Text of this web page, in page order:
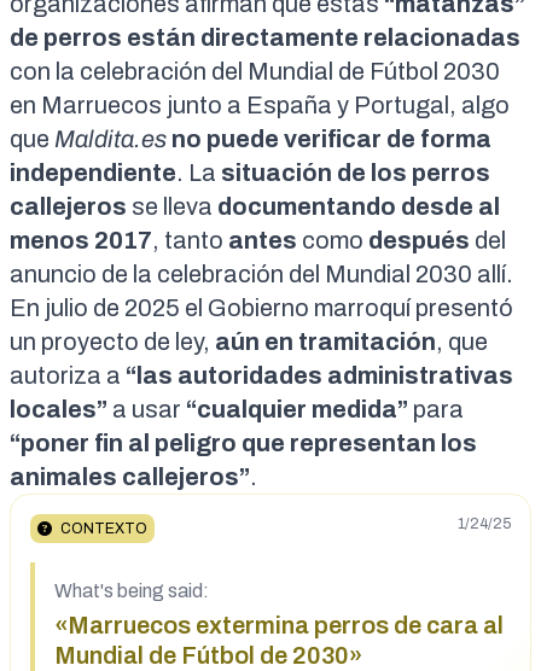
de perros están directamente relacionadas
con la celebración del Mundial de Fútbol 2030
en Marruecos junto a España y Portugal, algo
que Maldita.es no puede verificar de forma
independiente. La situación de los perros
callejeros se lleva documentando desde al
menos 2017, tanto antes como después del
anuncio de la celebración del Mundial 2030 allí.
En julio de 2025 el Gobierno marroquí presentó
un proyecto de ley, aún en tramitación, que
autoriza a “las autoridades administrativas
locales” a usar “cualquier medida” para
“poner fin al peligro que representan los
animales callejeros”.
CONTEXTO 1/24/25
What's being said:
«Marruecos extermina perros de cara al
Mundial de Fútbol de 2030»